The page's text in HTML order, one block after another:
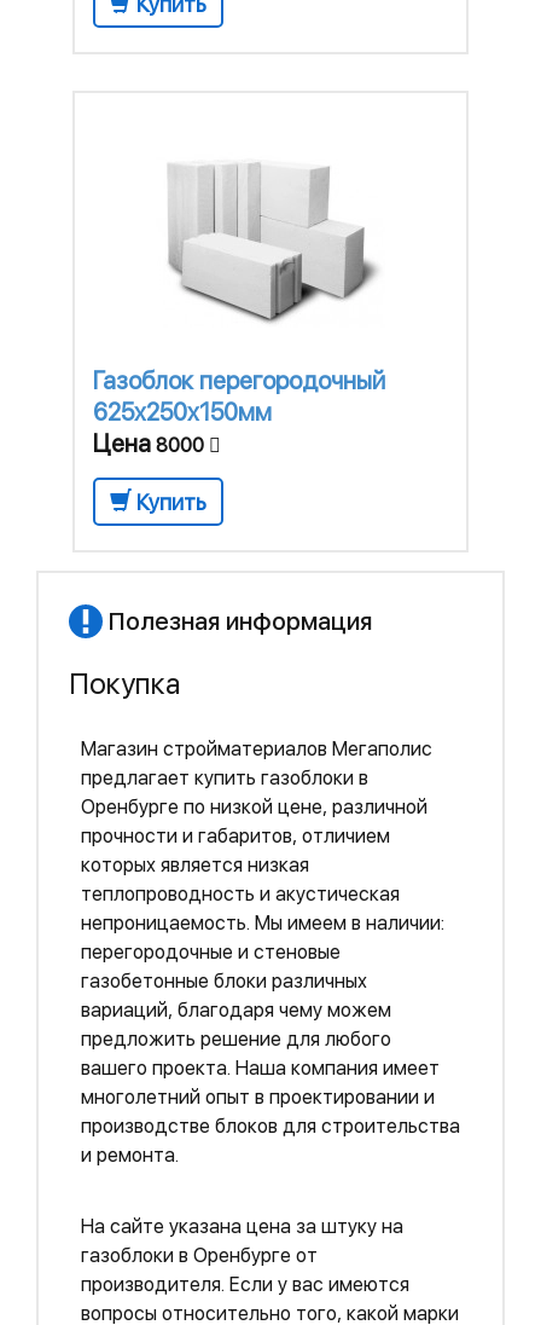
Газоблок перегородочный
625x250x150мм
Цена 8000
Купить
Полезная информация
Покупка
Магазин стройматериалов Мегаполис
предлагает купить газоблоки в
Оренбурге по низкой цене, различной
прочности и габаритов, отличием
которых является низкая
теплопроводность и акустическая
непроницаемость. Мы имеем в наличии:
перегородочные и стеновые
газобетонные блоки различных
вариаций, благодаря чему можем
предложить решение для любого
вашего проекта. Наша компания имеет
многолетний опыт в проектировании и
производстве блоков для строительства
и ремонта.
На сайте указана цена за штуку на
газоблоки в Оренбурге от
производителя. Если у вас имеются
вопросы относительно того, какой марки